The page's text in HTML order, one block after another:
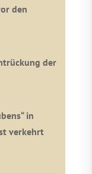
den
der
in
verkehrt